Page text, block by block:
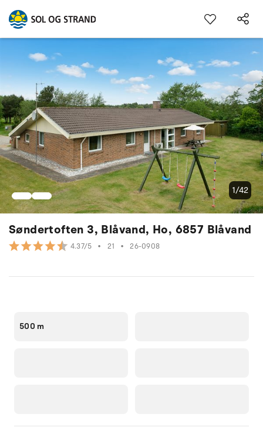
Søndertoften 3, Blåvand, Ho, 6857 Blåvand
4.37/5 • 21 • 26-0908
1/42
500 m